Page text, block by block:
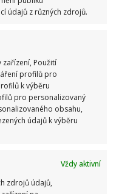
údajů z různých zdrojů.
Použití
profilů pro
k výběru
pro personalizovaný
obsahu,
údajů k výběru
Vždy aktivní
zdrojů údajů,
na Babiše snesla další